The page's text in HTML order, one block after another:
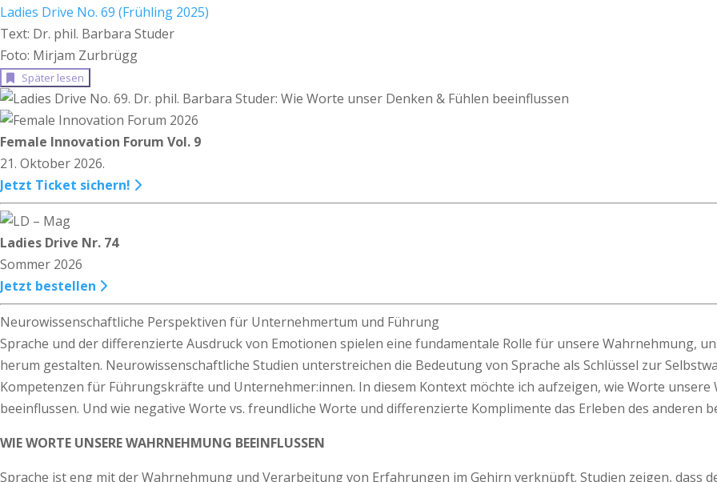
Ladies Drive No. 69 (Frühling 2025)
Text: Dr. phil. Barbara Studer
Foto: Mirjam Zurbrügg
Später lesen
Female Innovation Forum Vol. 9
21. Oktober 2026.
Jetzt Ticket sichern!
Ladies Drive Nr. 74
Sommer 2026
Jetzt bestellen
Neurowissenschaftliche Perspektiven für Unternehmertum und Führung
Sprache und der differenzierte Ausdruck von Emotionen spielen eine fundamentale Rolle für unsere Wahrnehmung,
herum gestalten. Neuro­wissenschaftliche Studien unterstreichen die Bedeutung von Sprache als Schlüssel zur
Kompetenzen für Führungskräfte und Unternehmer:innen. In diesem Kontext möchte ich aufzeigen, wie Worte
beeinflussen. Und wie negative Worte vs. freundliche Worte und differenzierte Komplimente das Erleben des anderen
WIE WORTE UNSERE WAHRNEHMUNG BEEINFLUSSEN
Sprache ist eng mit der Wahrnehmung und Verarbeitung von Erfahrungen im Gehirn verknüpft. Studien zeigen, dass